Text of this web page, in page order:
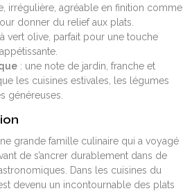
irrégulière, agréable en finition comme
donner du relief aux plats.
vert olive, parfait pour une touche
: une note de jardin, franche et
les cuisines estivales, les légumes
généreuses.
grande famille culinaire qui a voyagé
de s’ancrer durablement dans de
Dans les cuisines du
devenu un incontournable des plats